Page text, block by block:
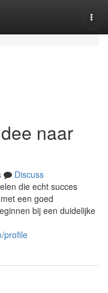
naar
Discuss
die echt succes
een goed
bij een duidelijke
profile